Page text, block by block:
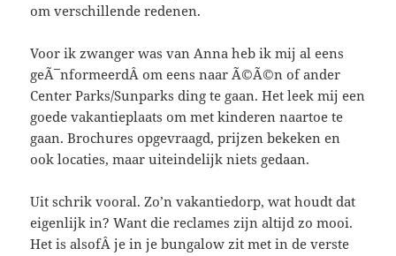
om verschillende redenen.
Voor ik zwanger was van Anna heb ik mij al eens
geÃ¯nformeerdÂ om eens naar Ã©Ã©n of ander
Center Parks/Sunparks ding te gaan. Het leek mij een
goede vakantieplaats om met kinderen naartoe te
gaan. Brochures opgevraagd, prijzen bekeken en
ook locaties, maar uiteindelijk niets gedaan.
Uit schrik vooral. Zo’n vakantiedorp, wat houdt dat
eigenlijk in? Want die reclames zijn altijd zo mooi.
Het is alsofÂ je in je bungalow zit met in de verste